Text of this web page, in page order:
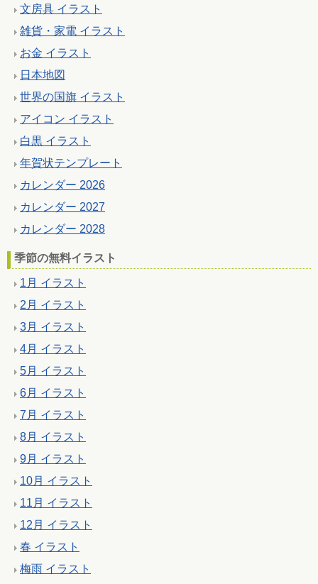
文房具 イラスト
雑貨・家電 イラスト
お金 イラスト
日本地図
世界の国旗 イラスト
アイコン イラスト
白黒 イラスト
年賀状テンプレート
カレンダー 2026
カレンダー 2027
カレンダー 2028
季節の無料イラスト
1月 イラスト
2月 イラスト
3月 イラスト
4月 イラスト
5月 イラスト
6月 イラスト
7月 イラスト
8月 イラスト
9月 イラスト
10月 イラスト
11月 イラスト
12月 イラスト
春 イラスト
梅雨 イラスト